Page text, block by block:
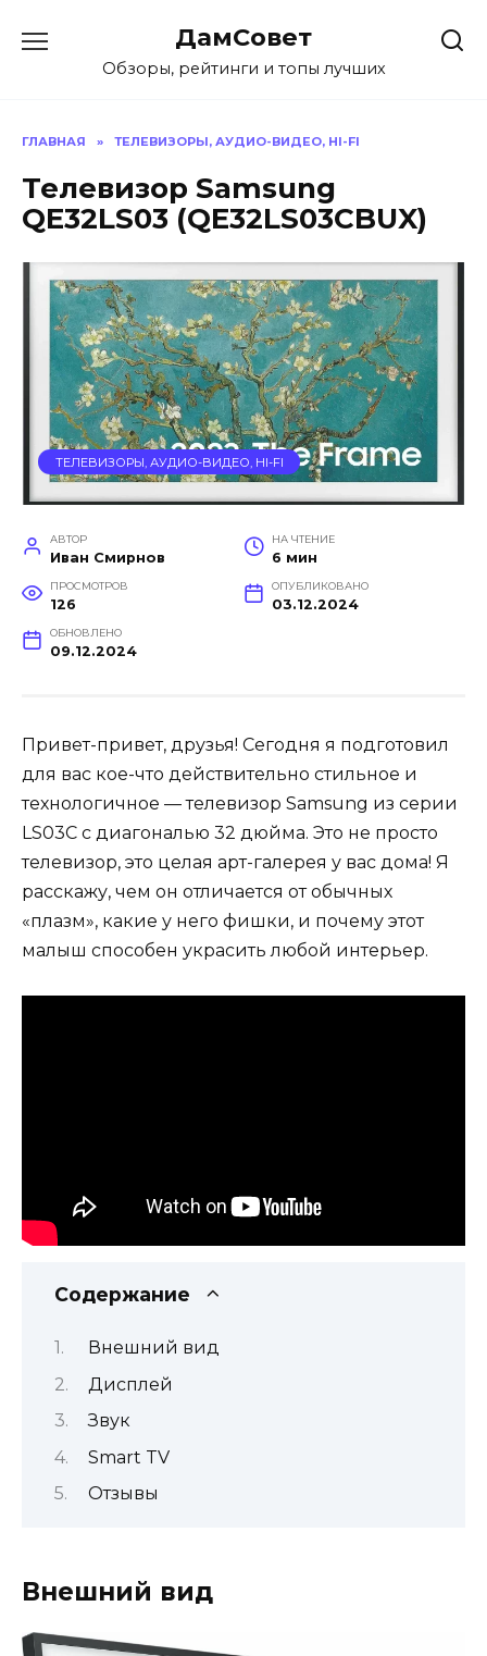
содержанию
ДамСовет
Обзоры, рейтинги и топы лучших
ГЛАВНАЯ » ТЕЛЕВИЗОРЫ, АУДИО-ВИДЕО, HI-FI
Телевизор Samsung
QE32LS03 (QE32LS03CBUX)
ТЕЛЕВИЗОРЫ, АУДИО-ВИДЕО, HI-FI
АВТОР
Иван Смирнов
НА ЧТЕНИЕ
6 мин
ПРОСМОТРОВ
126
ОПУБЛИКОВАНО
03.12.2024
ОБНОВЛЕНО
09.12.2024
Привет-привет, друзья! Сегодня я подготовил
для вас кое-что действительно стильное и
технологичное — телевизор Samsung из серии
LS03C с диагональю 32 дюйма. Это не просто
телевизор, это целая арт-галерея у вас дома! Я
расскажу, чем он отличается от обычных
«плазм», какие у него фишки, и почему этот
малыш способен украсить любой интерьер.
Содержание
Внешний вид
Дисплей
Звук
Smart TV
Отзывы
Внешний вид